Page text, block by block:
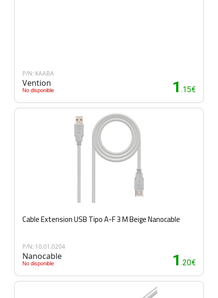
P/N: KAABA
Vention
No disponible 1 .15€
Cable Extension USB Tipo A-F 3 M Beige Nanocable
P/N: 10.01.0204
Nanocable
No disponible 1 .20€